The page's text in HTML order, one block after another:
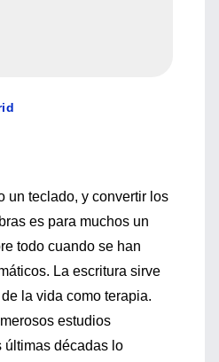
un teclado, y convertir los
es para muchos un
todo cuando se han
La escritura sirve
la vida como terapia.
estudios
últimas décadas lo